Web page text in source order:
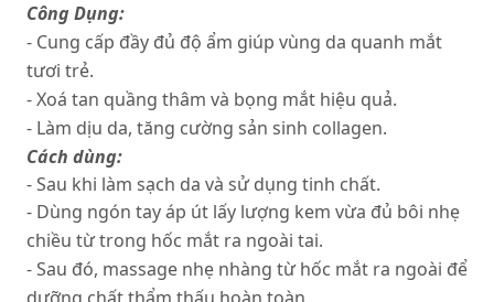
Công Dụng:
- Cung cấp đầy đủ độ ẩm giúp vùng da quanh mắt
tươi trẻ.
- Xoá tan quầng thâm và bọng mắt hiệu quả.
- Làm dịu da, tăng cường sản sinh collagen.
Cách dùng:
- Sau khi làm sạch da và sử dụng tinh chất.
- Dùng ngón tay áp út lấy lượng kem vừa đủ bôi nhẹ
chiều từ trong hốc mắt ra ngoài tai.
- Sau đó, massage nhẹ nhàng từ hốc mắt ra ngoài để